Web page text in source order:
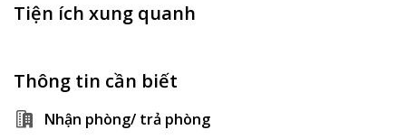
Tiện ích xung quanh
Thông tin cần biết
Nhận phòng/ trả phòng